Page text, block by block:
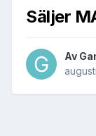
Säljer
Av